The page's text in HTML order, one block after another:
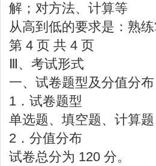
解；对方法、计算等
从高到低的要求是：熟练
第 4 页 共 4 页
Ⅲ、考试形式
一、试卷题型及分值分布
1．试卷题型
单选题、填空题、计算
2．分值分布
试卷总分为 120 分。